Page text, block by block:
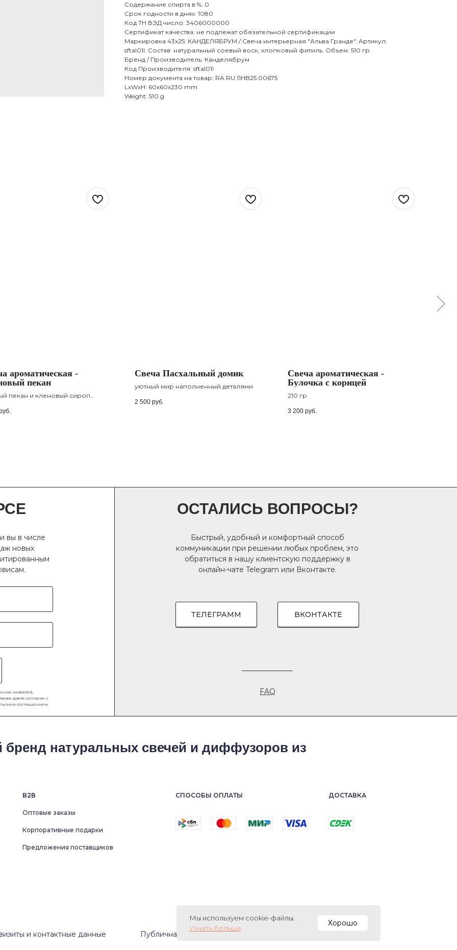
Мы используем cookie-файлы.
Узнать больше
Хорошо
Содержание спирта в %: 0
Срок годности в днях: 1080
Код ТН ВЭД число: 3406000000
Сертификат качества: не подлежат обязательной сертификации
Маркировка 43х25: КАНДЕЛЯБРУМ / Свеча интерьерная "Альва Гранде". Артикул:
sftal01l. Состав: натуральный соевый воск, хлопковый фитиль. Объем: 510 гр.
Бренд / Производитель: Канделябрум
Код Производителя: sftal01l
Номер документа на товар: RA.RU.11HB25.00675
LxWxH: 60x60x230 mm
Weight: 510 g
ароматическая -
пекан
пекан и кленовый сироп
Свеча Пасхальный домик
уютный мир наполненный деталями
2 500 руб.
Cвеча ароматическая -
Булочка с корицей
210 гр
3 200 руб.
ОСТАЛИСЬ ВОПРОСЫ?
Быстрый, удобный и комфортный способ
коммуникации при решении любых проблем, это
обратиться в нашу клиентскую поддержку в
онлайн-чате Telegram или Вконтакте.
вы в числе
новых
FAQ
новостей,
даете согласие с
соглашением
ТЕЛЕГРАММ ВКОНТАКТЕ
натуральных свечей и диффузоров из
В2В
Оптовые заказы
Корпоративные подарки
Предложения поставщиков
ДОСТАВКА
СПОСОБЫ ОПЛАТЫ
Публичная оферта и Политика конфиденциальности
и контактные данные